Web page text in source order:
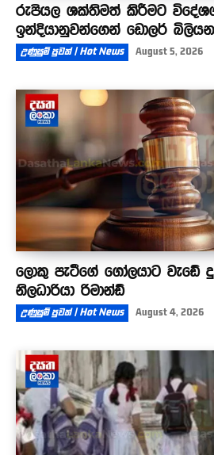
රුපියල ශක්තිමත් කිරීමට
ඉන්දියානුවන්ගෙන් ඩොලර්
උණුසුම් පුවත් | Hot News August 5, 2026
ලොකු පැටීගේ ගෝලයාට
නිලධාරියා රිමාන්ඩ්
උණුසුම් පුවත් | Hot News August 4, 2026